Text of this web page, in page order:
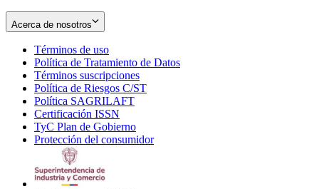
Acerca de nosotros
Términos de uso
in
new
window
Política de Tratamiento de Datos
Términos suscripciones
in
Política de Riesgos C/ST
Política SAGRILAFT
new
window
Certificación ISSN
in
new
TyC Plan de Gobierno
in
Protección del consumidorOpens